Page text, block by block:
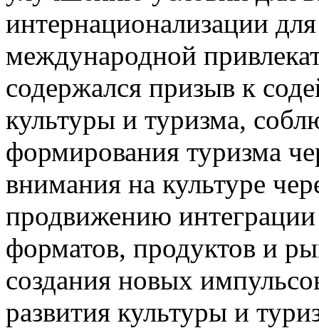
интернационализации
международной
содержался призыв к
культуры и туризма,
формирования туризма
внимания на культуре
продвижению
форматов, продуктов и
создания новых
развития культуры и